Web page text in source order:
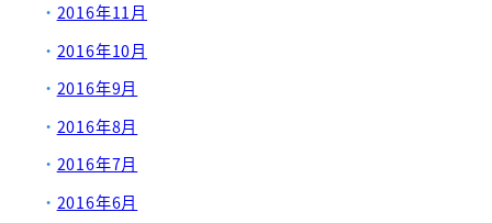
2016年11月
2016年10月
2016年9月
2016年8月
2016年7月
2016年6月